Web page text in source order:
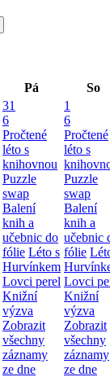
Pá
So
31
6
Pročtené
léto s
knihovnou
Puzzle
swap
Balení
knih a
učebnic do
fólie Léto s
Hurvínkem
Lovci perel
Knižní
výzva
Zobrazit
všechny
záznamy
ze dne
1
6
Pročtené
léto s
Puzzle
swap
Balení
knih a
učebnic
fólie
Lovci
Knižní
výzva
Zobrazit
všechny
záznamy
ze dne